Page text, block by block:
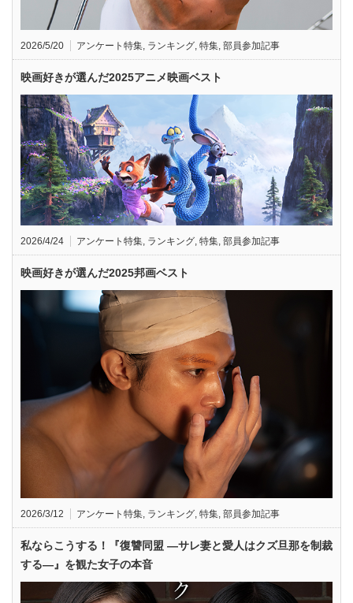
2026/5/20 アンケート特集, ランキング, 特集, 部員参加記事
映画好きが選んだ2025アニメ映画ベスト
2026/4/24 アンケート特集, ランキング, 特集, 部員参加記事
映画好きが選んだ2025邦画ベスト
2026/3/12 アンケート特集 ランキング 特集 部員参加記事
私ならこうする！『復讐同盟 —サレ妻と愛人はクズ旦那を制裁
する—』を観た女子の本音